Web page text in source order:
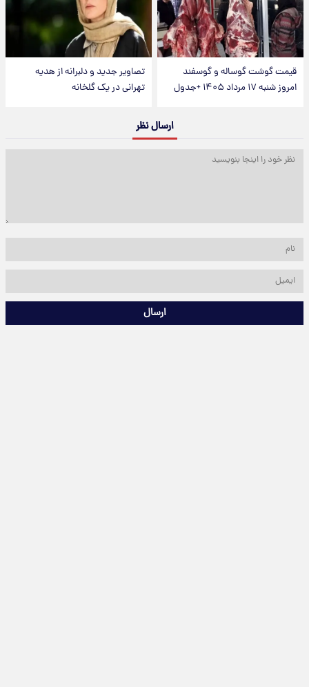
قیمت گوشت گوساله و گوسفند
امروز شنبه ۱۷ مرداد ۱۴۰۵ +جدول
تصاویر جدید و دلبرانه از هدیه
تهرانی در یک گلخانه
ارسال نظر
ارسال